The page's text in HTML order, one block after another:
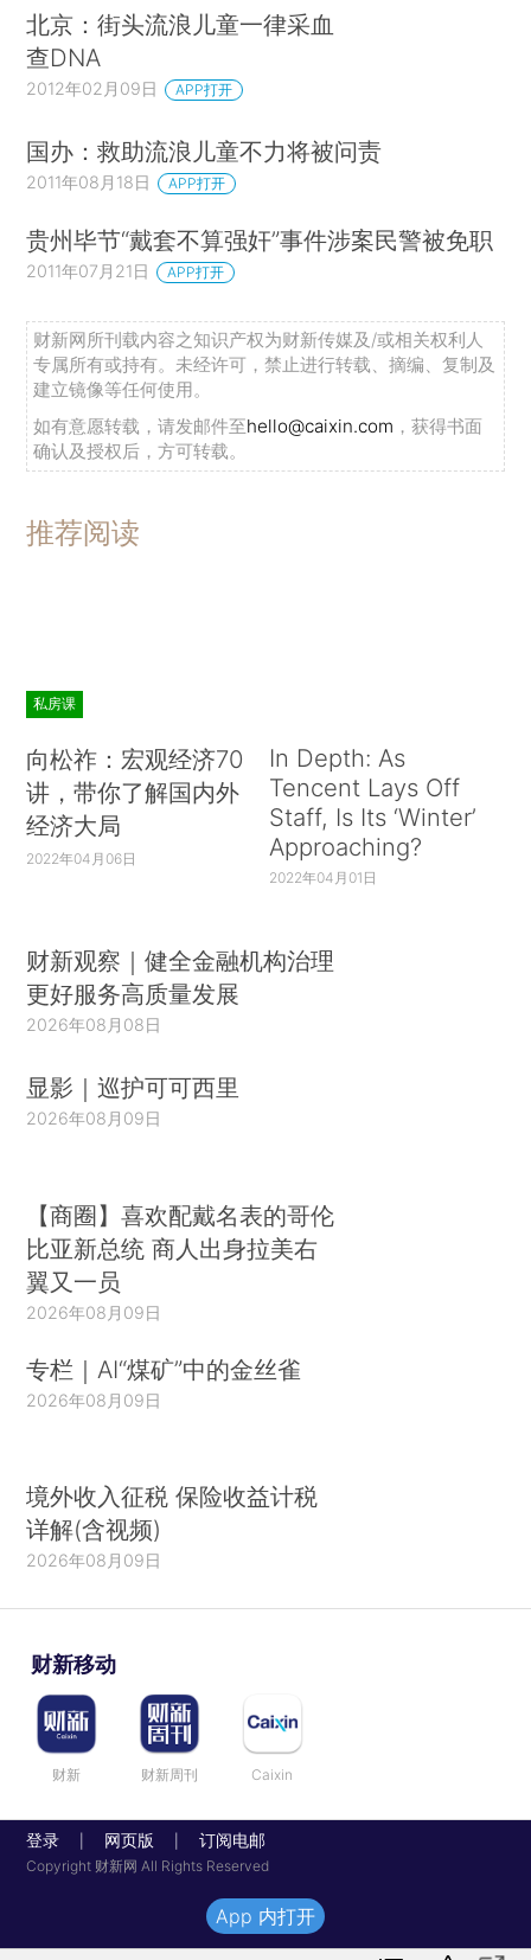
北京：街头流浪儿童一律采血
查DNA
2012年02月09日 APP打开
国办：救助流浪儿童不力将被问责
2011年08月18日 APP打开
贵州毕节“戴套不算强奸”事件涉案民警被免职
2011年07月21日 APP打开
财新网所刊载内容之知识产权为财新传媒及/或相关权利人
专属所有或持有。未经许可，禁止进行转载、摘编、复制及
建立镜像等任何使用。
如有意愿转载，请发邮件至hello@caixin.com ，获得书面
确认及授权后，方可转载。
推荐阅读
私房课
向松祚：宏观经济70
讲，带你了解国内外
经济大局
2022年04月06日
In Depth: As
Tencent Lays Off
Staff, Is Its ‘Winter’
Approaching?
2022年04月01日
财新观察｜健全金融机构治理
更好服务高质量发展
2026年08月08日
显影｜巡护可可西里
2026年08月09日
【商圈】喜欢配戴名表的哥伦
比亚新总统 商人出身拉美右
翼又一员
2026年08月09日
专栏｜AI“煤矿”中的金丝雀
2026年08月09日
境外收入征税 保险收益计税
详解(含视频)
2026年08月09日
财新移动
财新 财新周刊 Caixin
登录 网页版 订阅电邮
Copyright 财新网 All Rights Reserved
App 内打开